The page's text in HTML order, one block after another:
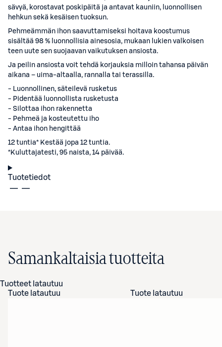
sävyä, korostavat poskipäitä ja antavat kauniin, luonnollisen
hehkun sekä kesäisen tuoksun.
Pehmeämmän ihon saavuttamiseksi hoitava koostumus
sisältää 98 % luonnollisia ainesosia, mukaan lukien valkoisen
teen uute sen suojaavan vaikutuksen ansiosta.
Ja peilin ansiosta voit tehdä korjauksia milloin tahansa päivän
aikana – uima-altaalla, rannalla tai terassilla.
- Luonnollinen, säteilevä rusketus
- Pidentää luonnollista rusketusta
- Silottaa ihon rakennetta
- Pehmeä ja kosteutettu iho
- Antaa ihon hengittää
12 tuntia* Kestää jopa 12 tuntia.
*Kuluttajatesti, 95 naista, 14 päivää.
Tuotetiedot
Samankaltaisia tuotteita
Tuotteet latautuu
Tuote latautuu
Tuote latautuu